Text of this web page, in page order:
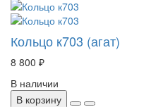
Кольцо к703 (агат)
8 800 ₽
В наличии
В корзину